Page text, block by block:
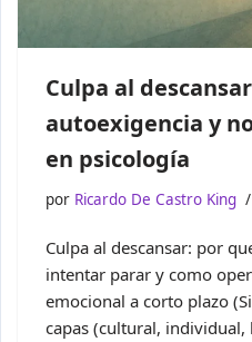
Culpa al
autoexigencia y
en psicología
por Ricardo De Castro King
Culpa al descansar: por
intentar parar y como
emocional a corto plazo
capas (cultural,